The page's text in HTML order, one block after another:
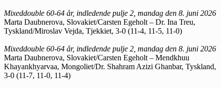
Mixeddouble 60-64 år, indledende pulje 2, mandag den 8. juni 2026
Marta Daubnerova, Slovakiet/Carsten Egeholt – Dr. Ina Treu,
Tyskland/Miroslav Vejda, Tjekkiet, 3-0 (11-4, 11-5, 11-0)
Mixeddouble 60-64 år, indledende pulje 2, mandag den 8. juni 2026
Marta Daubnerova, Slovakiet/Carsten Egeholt – Mendkhuu
Khayankhyarvaa, Mongoliet/Dr. Shahram Azizi Ghanbar, Tyskland,
3-0 (11-7, 11-0, 11-4)